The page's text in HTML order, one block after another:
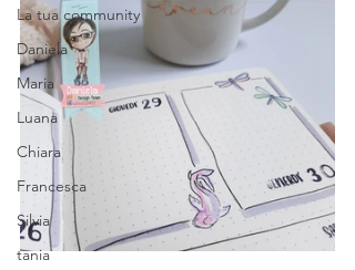
La tua community
Daniela
Maria
Luana
Chiara
Francesca
Silvia
tania